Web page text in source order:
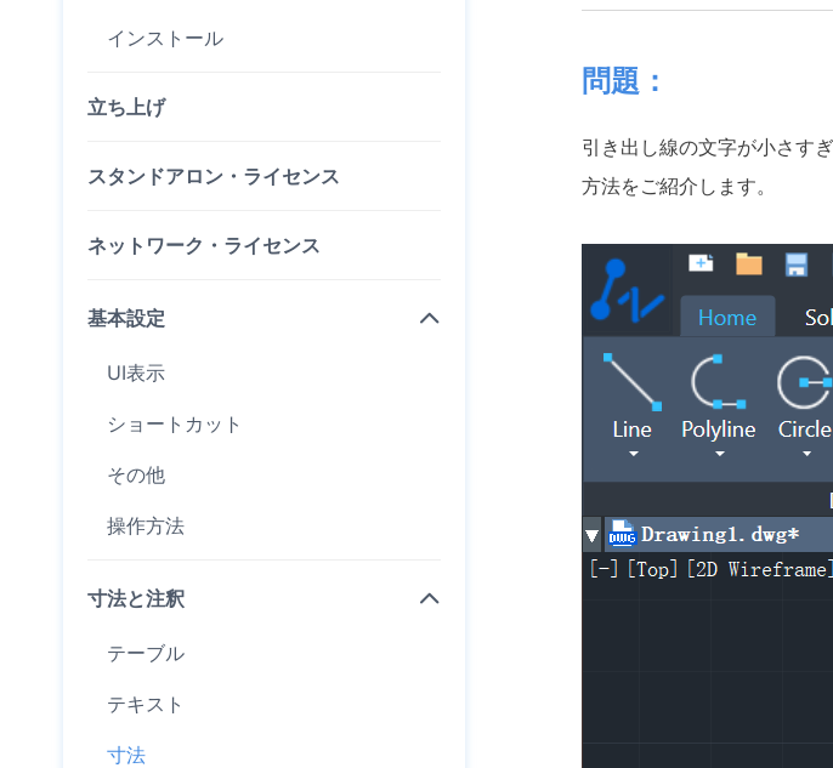
インストール
立ち上げ
スタンドアロン・ライセンス
ネットワーク・ライセンス
基本設定
UI表示
ショートカット
その他
操作方法
寸法と注釈
テーブル
テキスト
寸法
問題：
引き出し線の文字が小さす
方法をご紹介します。